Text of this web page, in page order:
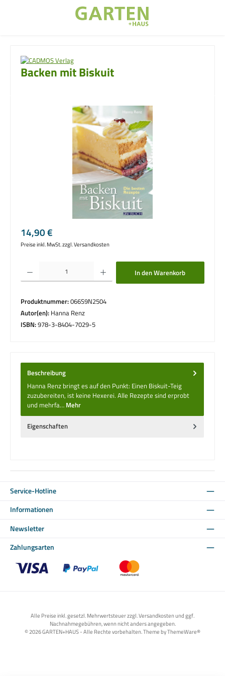
Backen mit Biskuit
Bildergalerie überspringen
Regulärer Preis:
14,90 €
Preise inkl. MwSt. zzgl. Versandkosten
Produkt Anzahl: Gib den gewünschten Wert ein oder benutze die Schaltflächen um
In den Warenkorb
Produktnummer:066S9N2504
Autor(en): Hanna Renz
ISBN:978-3-8404-7029-5
Beschreibung
Hanna Renz bringt es auf den Punkt: Einen Biskuit-Teig
zuzubereiten, ist keine Hexerei. Alle Rezepte sind erprobt
und mehrfa… Mehr
Eigenschaften
Service-Hotline
Informationen
Newsletter
Zahlungsarten
Alle Preise inkl. gesetzl. Mehrwertsteuer zzgl. Versandkosten und ggf.
Nachnahmegebühren, wenn nicht anders angegeben.
© 2026 GARTEN+HAUS - Alle Rechte vorbehalten. Theme byThemeWare®